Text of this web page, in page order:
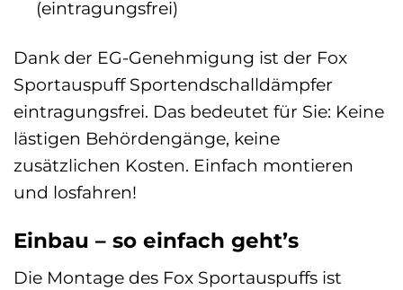
(eintragungsfrei)
Dank der EG-Genehmigung ist der Fox
Sportauspuff Sportendschalldämpfer
eintragungsfrei. Das bedeutet für Sie: Keine
lästigen Behördengänge, keine
zusätzlichen Kosten. Einfach montieren
und losfahren!
Einbau – so einfach geht’s
Die Montage des Fox Sportauspuffs ist